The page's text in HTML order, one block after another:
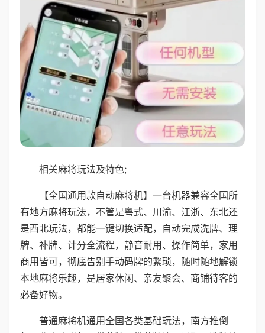
相关麻将玩法及特色;
【全国通用款自动麻将机】一台机器兼容全国所
有地方麻将玩法，不管是粤式、川渝、江浙、东北还
是西北玩法，都能一键切换适配，自动完成洗牌、理
牌、补牌、计分全流程，静音耐用、操作简单，家用
商用皆可，彻底告别手动码牌的繁琐，随时随地解锁
本地麻将乐趣，是居家休闲、亲友聚会、商铺待客的
必备好物。
普通麻将机通用全国各类基础玩法，南方推倒